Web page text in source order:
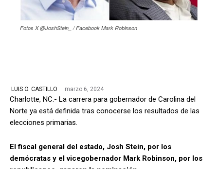
Fotos X @JoshStein_ / Facebook Mark Robinson
LUIS O. CASTILLO marzo 6, 2024
Charlotte, NC.- La carrera para gobernador de Carolina del
Norte ya está definida tras conocerse los resultados de las
elecciones primarias.
El fiscal general del estado, Josh Stein, por los
demócratas y el vicegobernador Mark Robinson, por los